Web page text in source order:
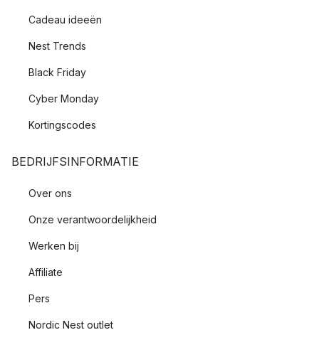
Cadeau ideeën
Nest Trends
Black Friday
Cyber Monday
Kortingscodes
BEDRIJFSINFORMATIE
Over ons
Onze verantwoordelijkheid
Werken bij
Affiliate
Pers
Nordic Nest outlet